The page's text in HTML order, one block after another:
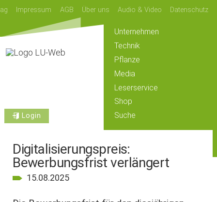
Impressum AGB Über uns Audio & Video Datenschutz
Login
Unternehmen
Technik
Pflanze
Media
Leserservice
Shop
Suche
Digitalisierungspreis:
Bewerbungsfrist verlängert
15.08.2025